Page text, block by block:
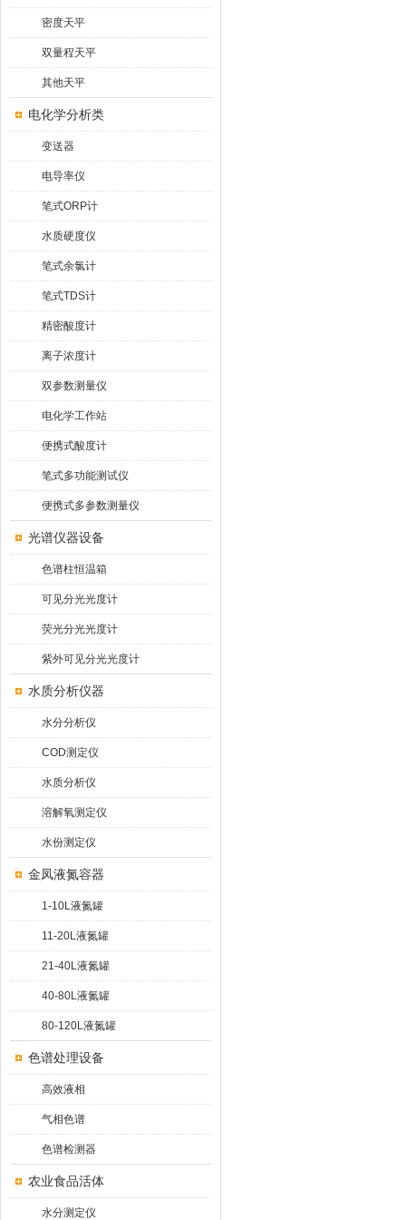
密度天平
双量程天平
其他天平
电化学分析类
变送器
电导率仪
笔式ORP计
水质硬度仪
笔式余氯计
笔式TDS计
精密酸度计
离子浓度计
双参数测量仪
电化学工作站
便携式酸度计
笔式多功能测试仪
便携式多参数测量仪
光谱仪器设备
色谱柱恒温箱
可见分光光度计
荧光分光光度计
紫外可见分光光度计
水质分析仪器
水分分析仪
COD测定仪
水质分析仪
溶解氧测定仪
水份测定仪
金凤液氮容器
1-10L液氮罐
11-20L液氮罐
21-40L液氮罐
40-80L液氮罐
80-120L液氮罐
色谱处理设备
高效液相
气相色谱
色谱检测器
农业食品活体
水分测定仪